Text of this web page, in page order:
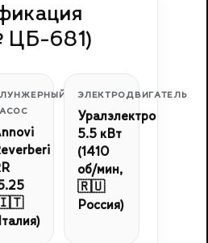
ЦБ-681)
ЭЛЕКТРОДВИГАТЕЛЬ
Уралэлектро
5.5 кВт
(1410
об/мин,
🇷🇺
Россия)